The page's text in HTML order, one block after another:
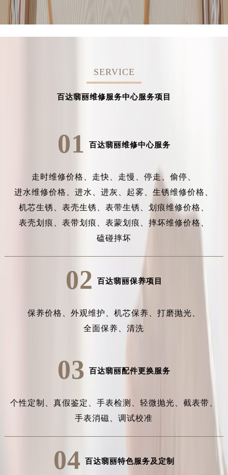
SERVICE
百达翡丽维修服务中心服务项目
01 百达翡丽维修中心服务
走时维修价格、 走快、 走慢、停走、偷停、
进水维修价格、进水、进灰、 起雾、生锈维修价格、
机芯生锈、 表壳生锈、 表带生锈、 划痕维修价格、
表壳划痕、 表带划痕、 表蒙划痕、 摔坏维修价格、
磕碰摔坏
02 百达翡丽保养项目
保养价格、 外观维护、 机芯保养、 打磨抛光、
全面保养、清洗
03 百达翡丽配件更换服务
个性定制、 真假鉴定、 手表检测、 轻微抛光、 截表带、
手表消磁、调试校准
04 百达翡丽特色服务及定制